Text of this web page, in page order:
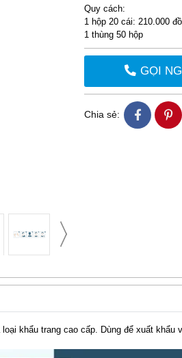
Quy cách:
1 hộp 20 cái: 210.000
1 thùng 50 hộp
GỌI
Chia sẻ:
loại khẩu trang cao cấp. Dùng để xuất